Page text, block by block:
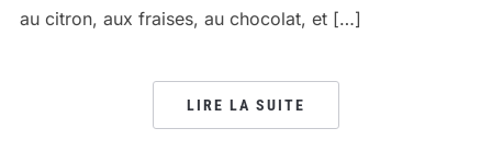
au citron, aux fraises, au chocolat, et […]
LIRE LA SUITE